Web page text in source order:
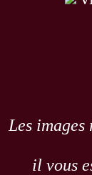
Les
il vous